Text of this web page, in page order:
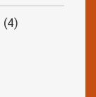
(4)